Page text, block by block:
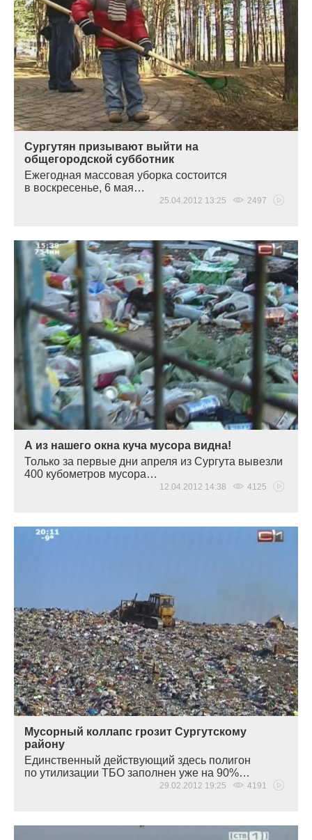
Сургутян призывают выйти на
общегородской субботник
Ежегодная массовая уборка состоится
в воскресенье, 6 мая…
25.04.2012 13:25 2497
А из нашего окна куча мусора видна!
Только за первые дни апреля из Сургута вывезли
400 кубометров мусора…
12.04.2012 14:38 4125
Мусорный коллапс грозит Сургутскому
району
Единственный действующий здесь полигон
по утилизации ТБО заполнен уже на 90%…
29.02.2012 19:25 4191